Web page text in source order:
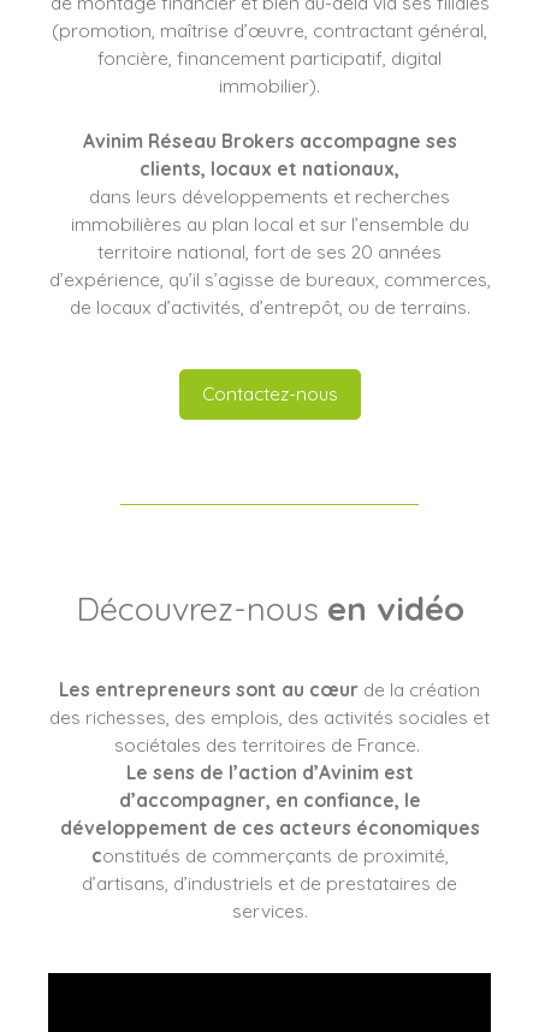
(promotion, maîtrise d’œuvre, contractant général,
foncière, financement participatif, digital
immobilier).
Avinim Réseau Brokers accompagne ses
clients, locaux et nationaux,
dans leurs développements et recherches
immobilières au plan local et sur l’ensemble du
territoire national, fort de ses 20 années
d’expérience, qu’il s’agisse de bureaux, commerces,
de locaux d’activités, d’entrepôt, ou de terrains.
Contactez-nous
Découvrez-nous en vidéo
Les entrepreneurs sont au cœur de la création
des richesses, des emplois, des activités sociales et
sociétales des territoires de France.
Le sens de l’action d’Avinim est
d’accompagner, en confiance, le
développement de ces acteurs économiques
constitués de commerçants de proximité,
d’artisans, d’industriels et de prestataires de
services.